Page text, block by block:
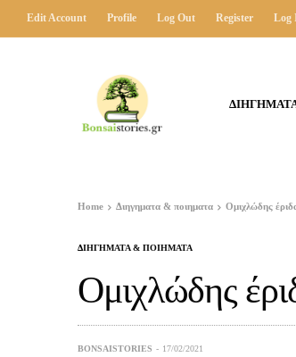
Edit Account Profile Log Out Register Log
Home Διηγηματα & ποιηματα Ομιχλώδης
ΔΙΗΓΗΜΑΤΑ & ΠΟΙΗΜΑΤΑ
Ομιχλώδης
BONSAISTORIES 17/02/2021